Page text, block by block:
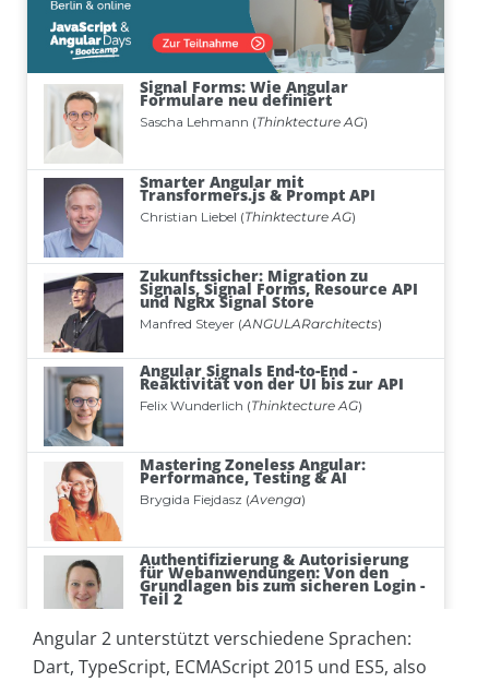
Angular 2 unterstützt verschiedene Sprachen:
Dart, TypeScript, ECMAScript 2015 und ES5, also